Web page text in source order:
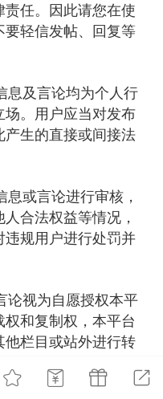
创聚合
Foundry
为
销流程
任。因此请您在使
要轻信发帖、回复等
息及言论均为个人行
场。用户应当对发布
生的直接或间接法
或言论进行审核，
合法权益等情况，
规用户进行处罚并
论视为自愿授权本平
和复制权，本平台
栏目或站外进行转